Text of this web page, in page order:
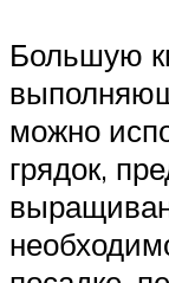
Большую
можно
грядок,